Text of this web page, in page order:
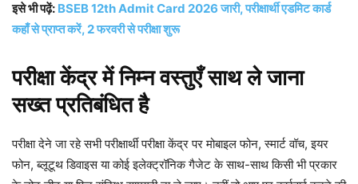
इसे भी पढ़ें: BSEB 12th Admit Card 2026 जारी, परीक्षार्थी एडमिट कार्ड
कहाँ से प्राप्त करें, 2 फरवरी से परीक्षा शुरू
परीक्षा केंद्र में निम्न वस्तुएँ साथ ले जाना
सख्त प्रतिबंधित है
परीक्षा देने जा रहे सभी परीक्षार्थी परीक्षा केंद्र पर मोबाइल फोन, स्मार्ट वॉच, इयर
फोन, ब्लूटूथ डिवाइस या कोई इलेक्ट्रॉनिक गैजेट के साथ-साथ किसी भी प्रकार